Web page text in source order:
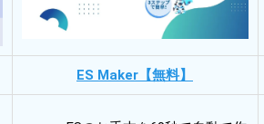
ES Maker【無料】